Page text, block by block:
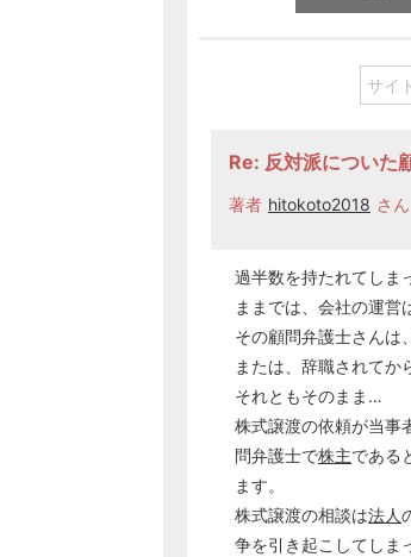
Re: 反対派についた
著者 hitokoto2018 さん
過半数を持たれてしま
ままでは、会社の運営
その顧問弁護士さんは、
または、辞職されてか
それともそのまま…
株式譲渡の依頼が当事
問弁護士で株主である
ます。
株式譲渡の相談は法人
争を引き起こしてしま